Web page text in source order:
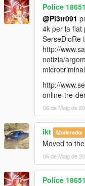
Police 18651
@Pi3tr091
4k per la fiat
SerseDioRe
http://
notizia/
http://
online-tre-
06 de Maig de
ikt Moderador
Moved to
06 de Maig de
Police 18651